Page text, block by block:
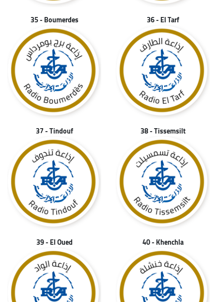
35 - Boumerdes 36 - El Tarf
37 - Tindouf 38 - Tissemsilt
39 - El Oued 40 - Khenchla